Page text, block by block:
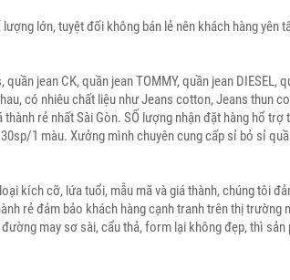
lớn, tuyệt đối không bán lẻ nên khách hàng yên
jean CK, quần jean TOMMY, quần jean DIESEL,
có nhiêu chất liệu như Jeans cotton, Jeans thun
rẻ nhất Sài Gòn. SỐ lượng nhận đặt hàng hổ trợ
1 màu. Xưởng mình chuyên cung cấp sỉ bỏ sỉ
kích cỡ, lứa tuổi, mẫu mã và giá thành, chúng tôi
rẻ đảm bảo khách hàng cạnh tranh trên thị trường
may sơ sài, cẩu thả, form lại không đẹp, thì sản